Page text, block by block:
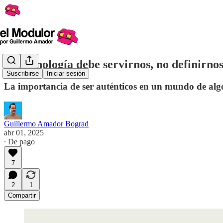
Suscribirse Iniciar sesión
La tecnología debe servirnos, no definirnos
La importancia de ser auténticos en un mundo de
Guillermo Amador Bograd
abr 01, 2025
∙ De pago
7
2
1
Compartir